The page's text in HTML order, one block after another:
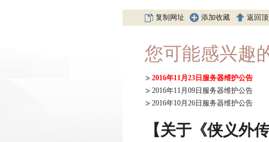
复制网址 添加收藏 返回
您可能感兴趣
2016年11月23日服务器维护公告
2016年11月09日服务器维护公告
2016年10月26日服务器维护公告
【关于《侠义外